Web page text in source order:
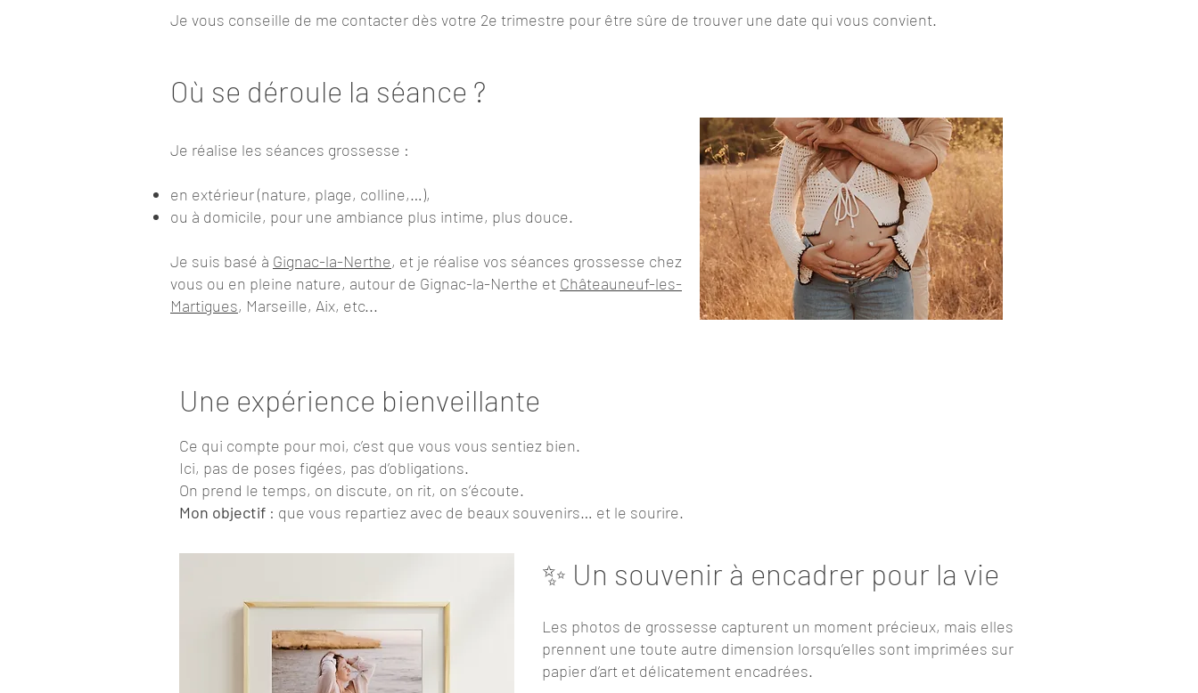
Je vous conseille de me contacter dès votre 2e trimestre pour être sûre de trouver une date qui vous convient.
Où se déroule la séance ?
Je réalise les séances grossesse :
en extérieur (nature, plage, colline,…),
ou à domicile, pour une ambiance plus intime, plus douce.
Je suis basé à Gignac-la-Nerthe, et je réalise vos séances grossesse chez
vous ou en pleine nature, autour de Gignac-la-Nerthe et Châteauneuf-les-
Martigues, Marseille, Aix, etc...
Une expérience bienveillante
Ce qui compte pour moi, c’est que vous vous sentiez bien.
Ici, pas de poses figées, pas d’obligations.
On prend le temps, on discute, on rit, on s’écoute.
Mon objectif : que vous repartiez avec de beaux souvenirs… et le sourire.
✨ Un souvenir à encadrer pour la vie
Les photos de grossesse capturent un moment précieux, mais elles
prennent une toute autre dimension lorsqu’elles sont imprimées sur
papier d’art et délicatement encadrées.